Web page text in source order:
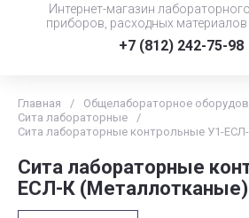
Интернет-магазин
приборов, расходных
+7 (812) 242-75-98
Главная / Общелабораторное
Сита лабораторные
/
Сита лабораторные контрольные У1-
Сита лабораторные
ЕСЛ-К (Металлотканые)